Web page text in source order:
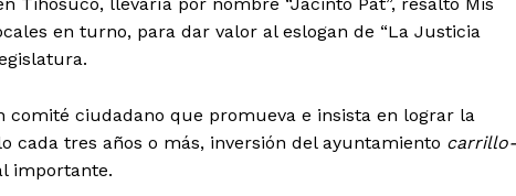
en turno, para dar valor al eslogan de “La Justicia
ciudadano que promueva e insista en lograr la
cada tres años o más, inversión del ayuntamiento carrillo-
importante.